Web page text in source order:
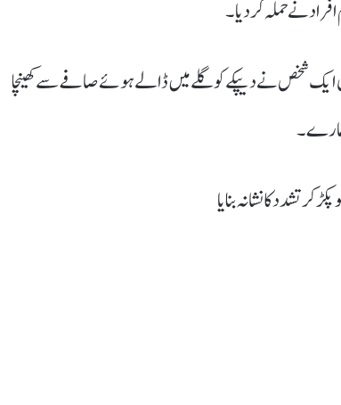
نے حملہ کر دیا۔
ایک شخص نے دیپکے کو گلے میں ڈالے ہوئے صافے سے کھینچا
تشدد کا نشانہ بنایا